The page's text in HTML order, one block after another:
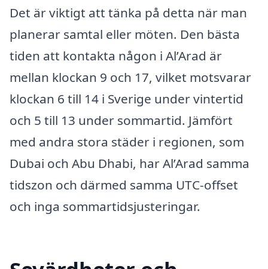
Det är viktigt att tänka på detta när man
planerar samtal eller möten. Den bästa
tiden att kontakta någon i Al’Arad är
mellan klockan 9 och 17, vilket motsvarar
klockan 6 till 14 i Sverige under vintertid
och 5 till 13 under sommartid. Jämfört
med andra stora städer i regionen, som
Dubai och Abu Dhabi, har Al’Arad samma
tidszon och därmed samma UTC-offset
och inga sommartidsjusteringar.